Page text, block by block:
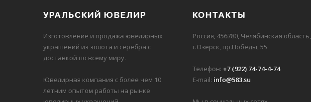
УРАЛЬСКИЙ ЮВЕЛИР
Изготовление и продажа ювелирных
украшений из золота и серебра с
доставкой по всему миру.
Ювелирная компания с более чем 10
летним опытом работы на рынке
КОНТАКТЫ
Россия, 456780, Челябинская область,
г.Озерск, пр.Победы, 55
Телефон: +7 (922) 74-74-4-74
E-mail: info@583.su